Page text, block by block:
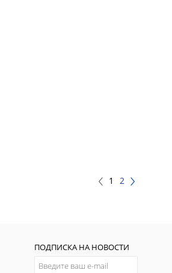
1 2
ПОДПИСКА НА НОВОСТИ